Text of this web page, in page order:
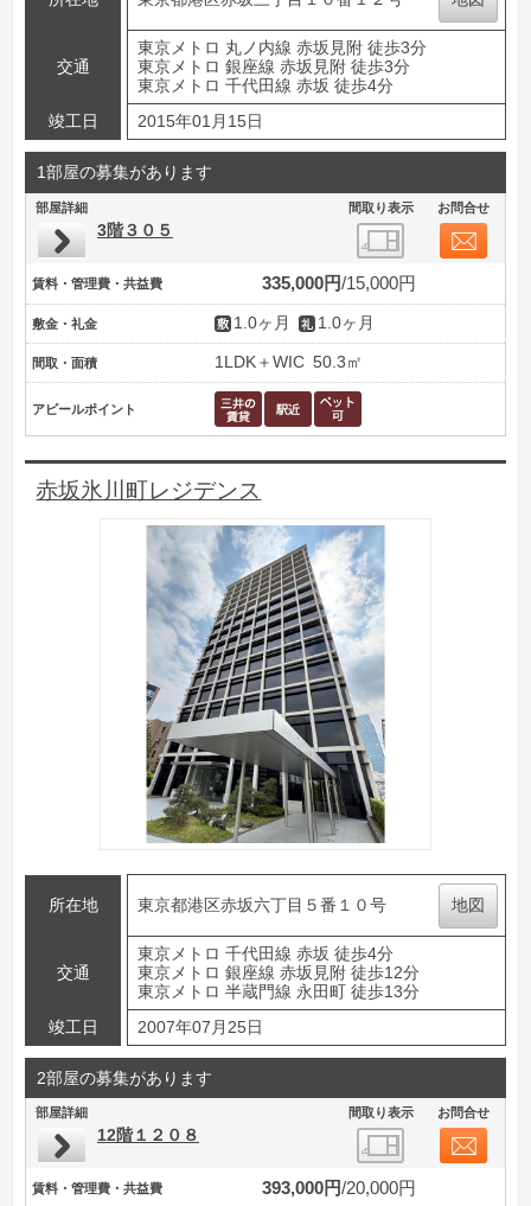
交通
東京メトロ 丸ノ内線 赤坂見附 徒歩3分
東京メトロ 銀座線 赤坂見附 徒歩3分
東京メトロ 千代田線 赤坂 徒歩4分
竣工日
2015年01月15日
1部屋の募集があります
部屋詳細 間取り表示 お問合せ
3階３０５
賃料・管理費・共益費 335,000円 15,000円
敷金・礼金 1.0ヶ月 1.0ヶ月
間取・面積 1LDK＋WIC 50.3㎡
アピールポイント
赤坂氷川町レジデンス
所在地 東京都港区赤坂六丁目５番１０号 地図
交通
東京メトロ 千代田線 赤坂 徒歩4分
東京メトロ 銀座線 赤坂見附 徒歩12分
東京メトロ 半蔵門線 永田町 徒歩13分
竣工日
2007年07月25日
2部屋の募集があります
部屋詳細 間取り表示 お問合せ
12階１２０８
賃料・管理費・共益費 393,000円 20,000円